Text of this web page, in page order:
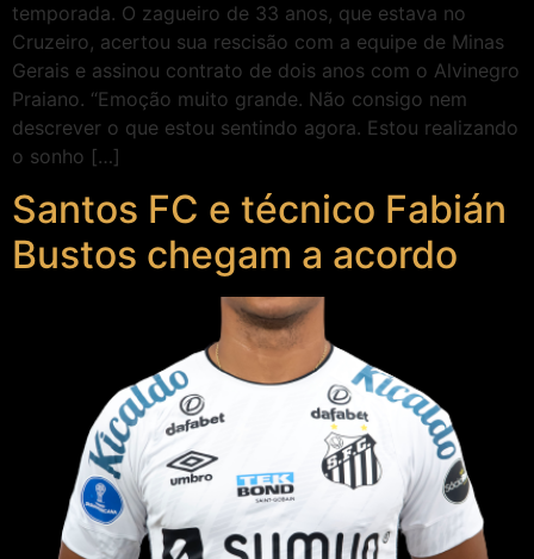
temporada. O zagueiro de 33 anos, que estava no
Cruzeiro, acertou sua rescisão com a equipe de Minas
Gerais e assinou contrato de dois anos com o Alvinegro
Praiano. “Emoção muito grande. Não consigo nem
descrever o que estou sentindo agora. Estou realizando
o sonho […]
Santos FC e técnico Fabián
Bustos chegam a acordo